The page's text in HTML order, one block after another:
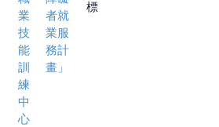
業
技
能
訓
練
中
心
者就
業服
務計
畫」
標